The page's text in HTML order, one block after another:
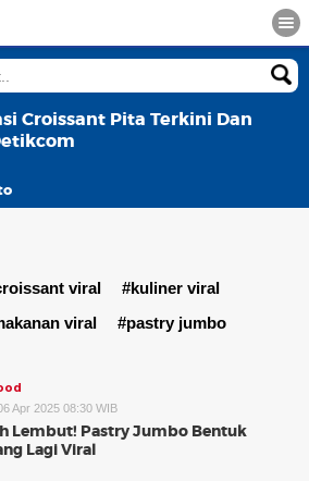
Croissant Pita Terkini Dan
viral
#kuliner viral
viral #pastry jumbo
Apr 2025 08:30 WIB
Lembut! Pastry Jumbo Bentuk
Lagi Viral